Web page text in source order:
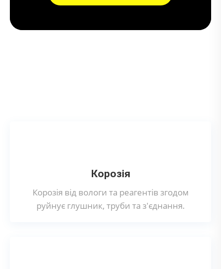
Корозія
Корозія від вологи та реагентів згодом
руйнує глушник, труби та з'єднання.